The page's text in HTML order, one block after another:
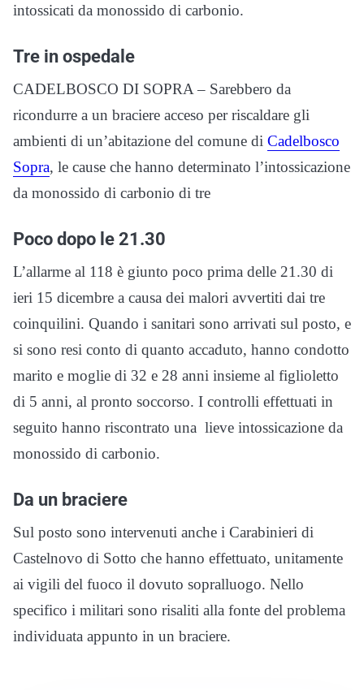
intossicati da monossido di carbonio.
Tre in ospedale
CADELBOSCO DI SOPRA – Sarebbero da
ricondurre a un braciere acceso per riscaldare gli
ambienti di un’abitazione del comune di Cadelbosco
Sopra, le cause che hanno determinato l’intossicazione
da monossido di carbonio di tre
Poco dopo le 21.30
L’allarme al 118 è giunto poco prima delle 21.30 di
ieri 15 dicembre a causa dei malori avvertiti dai tre
coinquilini. Quando i sanitari sono arrivati sul posto, e
si sono resi conto di quanto accaduto, hanno condotto
marito e moglie di 32 e 28 anni insieme al figlioletto
di 5 anni, al pronto soccorso. I controlli effettuati in
seguito hanno riscontrato una lieve intossicazione da
monossido di carbonio.
Da un braciere
Sul posto sono intervenuti anche i Carabinieri di
Castelnovo di Sotto che hanno effettuato, unitamente
ai vigili del fuoco il dovuto sopralluogo. Nello
specifico i militari sono risaliti alla fonte del problema
individuata appunto in un braciere.